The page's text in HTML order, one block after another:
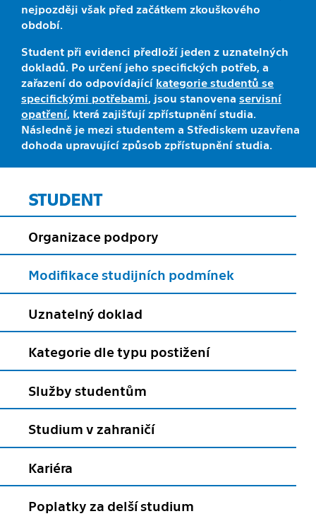
nejpozději však před začátkem zkouškového
období.
Student při evidenci předloží jeden z uznatelných
dokladů. Po určení jeho specifických potřeb, a
zařazení do odpovídající kategorie studentů se
specifickými potřebami, jsou stanovena servisní
opatření, která zajišťují zpřístupnění studia.
Následně je mezi studentem a Střediskem uzavřena
dohoda upravující způsob zpřístupnění studia.
STUDENT
Organizace podpory
Modifikace studijních podmínek
Uznatelný doklad
Kategorie dle typu postižení
Služby studentům
Studium v zahraničí
Kariéra
Poplatky za delší studium